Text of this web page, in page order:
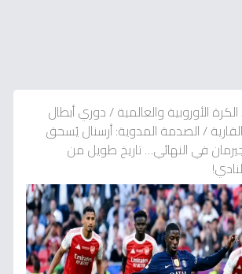
الكرة الأوروبية والعالمية/دوري أبطال
/الصدمة المدوية: أرسنال يُسحق
في النهائي… تاريخ طويل من